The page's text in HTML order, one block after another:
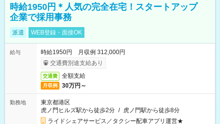
時給1950円＊人気の完全在宅！スタートアップ
企業で採用事務
派遣 WEB登録・面接OK
給与
時給1950円 月収例 312,000円
交通費別途支給あり
交通費 全額支給
月収例 30万円～
勤務地
東京都港区
虎ノ門ヒルズ駅から徒歩2分 / 虎ノ門駅から徒歩8分
ライドシェアサービス／タクシー配車アプリ運営★